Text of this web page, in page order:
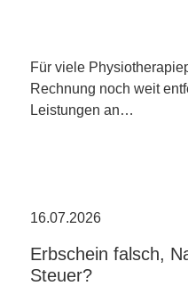
Für viele
Rechnung noch weit
Leistungen an…
16.07.2026
Erbschein falsch,
Steuer?